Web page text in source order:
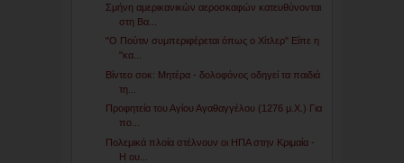
Σμήνη αμερικανικών αεροσκαφών κατευθύνονται
στη Βα...
"Ο Πούτιν συμπεριφέρεται όπως ο Χίτλερ" Είπε η
"κα...
Βίντεο σοκ: Μητέρα - δολοφόνος οδηγεί τα παιδιά
τη...
Προφητεία του Αγίου Αγαθαγγέλου (1276 μ.Χ.) Για
πο...
Πολεμικά πλοία στέλνουν οι ΗΠΑ στην Κριμαία -
Η ου...